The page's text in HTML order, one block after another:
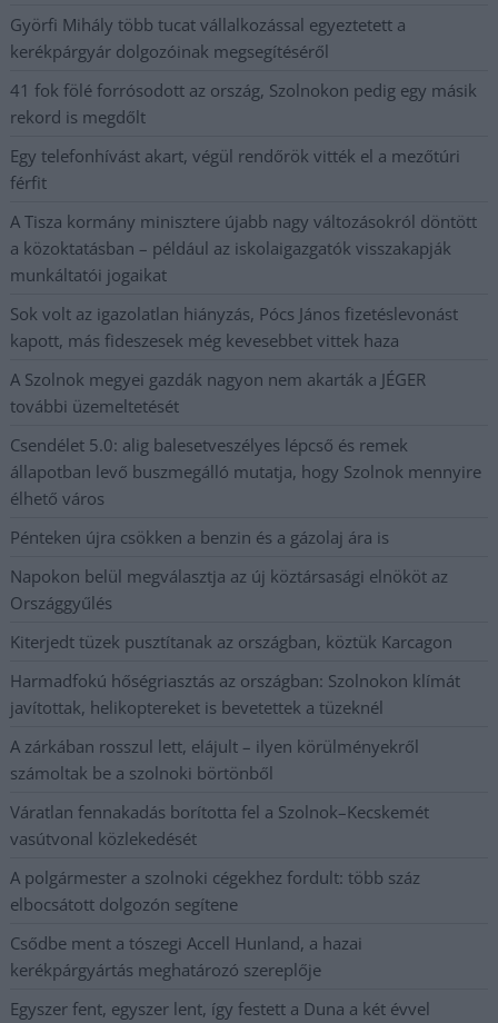
Györfi Mihály több tucat vállalkozással egyeztetett a
kerékpárgyár dolgozóinak megsegítéséről
41 fok fölé forrósodott az ország, Szolnokon pedig egy másik
rekord is megdőlt
Egy telefonhívást akart, végül rendőrök vitték el a mezőtúri
férfit
A Tisza kormány minisztere újabb nagy változásokról döntött
a közoktatásban – például az iskolaigazgatók visszakapják
munkáltatói jogaikat
Sok volt az igazolatlan hiányzás, Pócs János fizetéslevonást
kapott, más fideszesek még kevesebbet vittek haza
A Szolnok megyei gazdák nagyon nem akarták a JÉGER
további üzemeltetését
Csendélet 5.0: alig balesetveszélyes lépcső és remek
állapotban levő buszmegálló mutatja, hogy Szolnok mennyire
élhető város
Pénteken újra csökken a benzin és a gázolaj ára is
Napokon belül megválasztja az új köztársasági elnököt az
Országgyűlés
Kiterjedt tüzek pusztítanak az országban, köztük Karcagon
Harmadfokú hőségriasztás az országban: Szolnokon klímát
javítottak, helikoptereket is bevetettek a tüzeknél
A zárkában rosszul lett, elájult – ilyen körülményekről
számoltak be a szolnoki börtönből
Váratlan fennakadás borította fel a Szolnok–Kecskemét
vasútvonal közlekedését
A polgármester a szolnoki cégekhez fordult: több száz
elbocsátott dolgozón segítene
Csődbe ment a tószegi Accell Hunland, a hazai
kerékpárgyártás meghatározó szereplője
Egyszer fent, egyszer lent, így festett a Duna a két évvel